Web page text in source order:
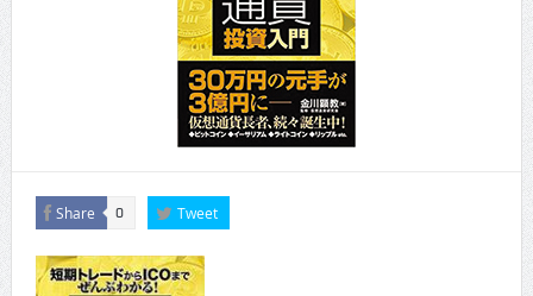
CINEMA×STYLE 285号
CINEMA×STYLE 294号
Share 0 Tweet